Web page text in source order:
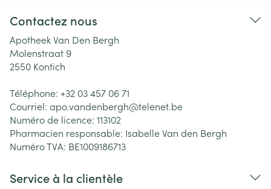
Contactez nous
Apotheek Van Den Bergh
Molenstraat 9
2550 Kontich
Téléphone: +32 03 457 06 71
Courriel: apo.vandenbergh@telenet.be
Numéro de licence: 113102
Pharmacien responsable: Isabelle Van den Bergh
Numéro TVA: BE1009186713
Service à la clientèle